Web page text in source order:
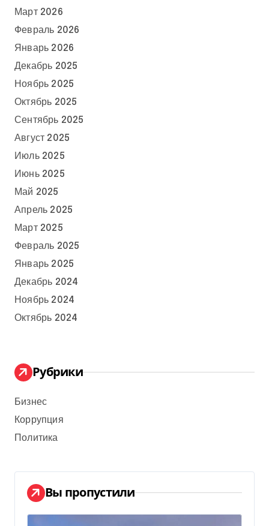
Март 2026
Февраль 2026
Январь 2026
Декабрь 2025
Ноябрь 2025
Октябрь 2025
Сентябрь 2025
Август 2025
Июль 2025
Июнь 2025
Май 2025
Апрель 2025
Март 2025
Февраль 2025
Январь 2025
Декабрь 2024
Ноябрь 2024
Октябрь 2024
Рубрики
Бизнес
Коррупция
Политика
Вы пропустили